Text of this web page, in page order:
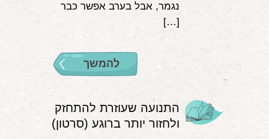
נגמר, אבל בערב אפשר כבר
[…]
להמשך
התנועה שעוזרת להתחזק
ולחזור יותר ברוגע (סרטון)